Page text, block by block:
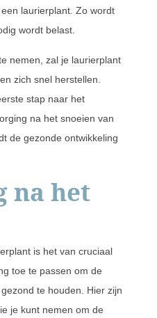
laurierplant. Zo wordt
wordt belast.
nemen, zal je laurierplant
zich snel herstellen.
stap naar het
na het snoeien van
de gezonde ontwikkeling
na het
is het van cruciaal
toe te passen om de
te houden. Hier zijn
je kunt nemen om de